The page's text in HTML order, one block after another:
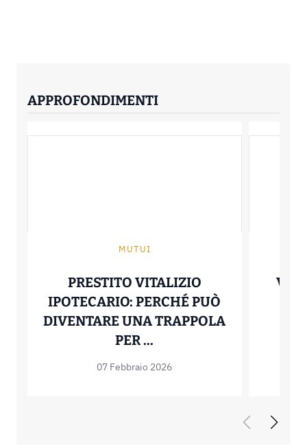
APPROFONDIMENTI
MUTUI
PRESTITO VITALIZIO
IPOTECARIO: PERCHÉ PUÒ
DIVENTARE UNA TRAPPOLA
PER ...
07 Febbraio 2026